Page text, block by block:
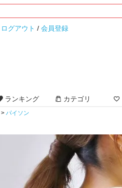
ログアウト / 会員登録
ランキング カテゴリ
パイソン